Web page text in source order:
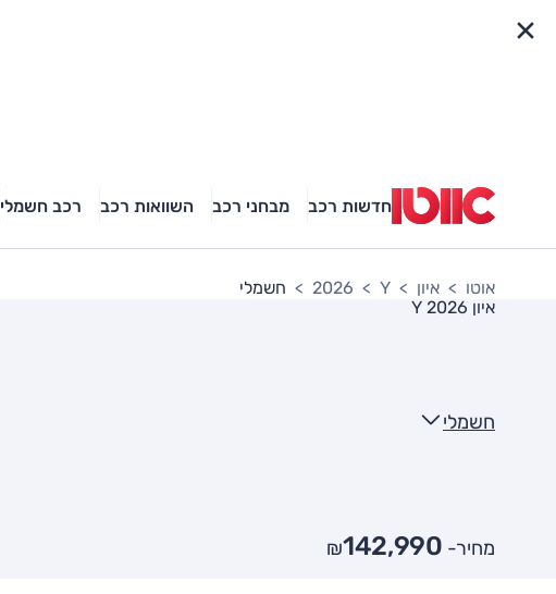
חדשות רכב מבחני רכב השוואות רכב רכב חשמלי
אוטו איון Y
2026
חשמלי
איון Y 2026
חשמלי
מחיר- ₪ 142,990